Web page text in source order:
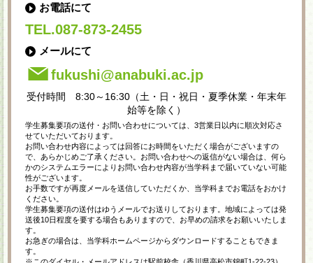
お電話にて
TEL.087-873-2455
メールにて
fukushi@anabuki.ac.jp
受付時間 8:30～16:30（土・日・祝日・夏季休業・年末年
始等を除く）
学生募集要項の送付・お問い合わせについては、3営業日以内に順次対応さ
せていただいております。
お問い合わせ内容によっては回答にお時間をいただく場合がございますの
で、あらかじめご了承ください。お問い合わせへの返信がない場合は、何ら
かのシステムエラーによりお問い合わせ内容が当学科まで届いていない可能
性がございます。
お手数ですが再度メールを送信していただくか、当学科までお電話をおかけ
ください。
学生募集要項の送付はゆうメールでお送りしております。地域によっては発
送後10日程度を要する場合もありますので、お早めの請求をお願いいたしま
す。
お急ぎの場合は、当学科ホームページからダウンロードすることもできま
す。